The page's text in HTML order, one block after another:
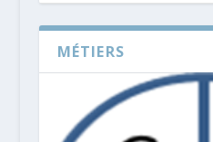
MÉTIERS